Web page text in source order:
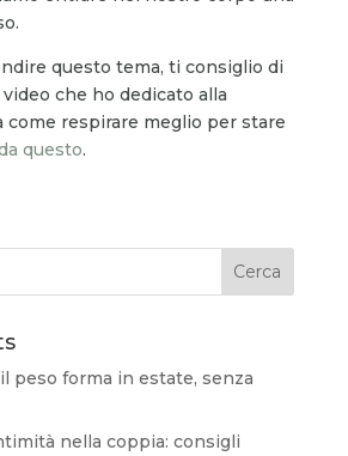
questo tema, ti consiglio di
che ho dedicato alla
come respirare meglio per stare
questo.
peso forma in estate, senza
nella coppia: consigli